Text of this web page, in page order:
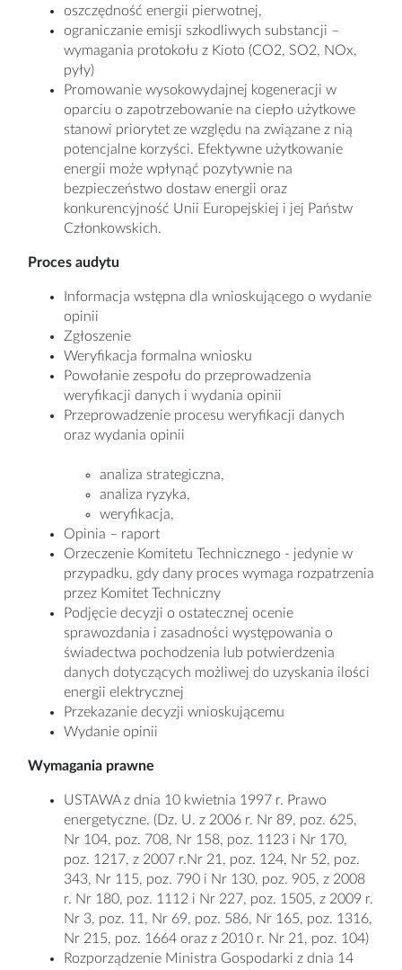
oszczędność energii pierwotnej,
ograniczanie emisji szkodliwych substancji –
wymagania protokołu z Kioto (CO2, SO2, NOx,
pyły)
Promowanie wysokowydajnej kogeneracji w
oparciu o zapotrzebowanie na ciepło użytkowe
stanowi priorytet ze względu na związane z nią
potencjalne korzyści. Efektywne użytkowanie
energii może wpłynąć pozytywnie na
bezpieczeństwo dostaw energii oraz
konkurencyjność Unii Europejskiej i jej Państw
Członkowskich.
Proces audytu
Informacja wstępna dla wnioskującego o wydanie
opinii
Zgłoszenie
Weryfikacja formalna wniosku
Powołanie zespołu do przeprowadzenia
weryfikacji danych i wydania opinii
Przeprowadzenie procesu weryfikacji danych
oraz wydania opinii
analiza strategiczna,
analiza ryzyka,
weryfikacja,
Opinia – raport
Orzeczenie Komitetu Technicznego - jedynie w
przypadku, gdy dany proces wymaga rozpatrzenia
przez Komitet Techniczny
Podjęcie decyzji o ostatecznej ocenie
sprawozdania i zasadności występowania o
świadectwa pochodzenia lub potwierdzenia
danych dotyczących możliwej do uzyskania ilości
energii elektrycznej
Przekazanie decyzji wnioskującemu
Wydanie opinii
Wymagania prawne
USTAWA z dnia 10 kwietnia 1997 r. Prawo
energetyczne. (Dz. U. z 2006 r. Nr 89, poz. 625,
Nr 104, poz. 708, Nr 158, poz. 1123 i Nr 170,
poz. 1217, z 2007 r.Nr 21, poz. 124, Nr 52, poz.
343, Nr 115, poz. 790 i Nr 130, poz. 905, z 2008
r. Nr 180, poz. 1112 i Nr 227, poz. 1505, z 2009 r.
Nr 3, poz. 11, Nr 69, poz. 586, Nr 165, poz. 1316,
Nr 215, poz. 1664 oraz z 2010 r. Nr 21, poz. 104)
Rozporządzenie Ministra Gospodarki z dnia 14